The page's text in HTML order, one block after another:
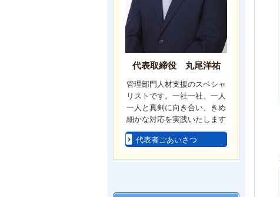
代表取締役 丸尾洋祐
管理部門人材支援のスペシャ
リストです。一社一社、一人
一人と真剣に向き合い、きめ
細かな対応を実践いたします
代表者ごあいさつ